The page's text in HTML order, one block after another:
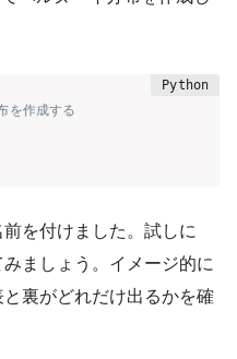
作成する
を付けました。試しに
ましょう。イメージ的に
裏がどれだけ出るかを確